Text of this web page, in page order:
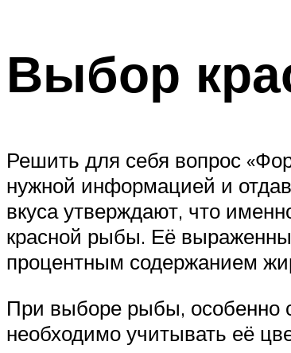
Выбор
Решить для себя вопрос
нужной информацией и
вкуса утверждают, что
красной рыбы. Её
процентным содержанием
При выборе рыбы, особенно
необходимо учитывать её